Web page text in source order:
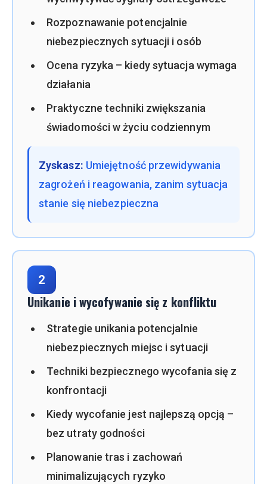
Rozpoznawanie potencjalnie
niebezpiecznych sytuacji i osób
Ocena ryzyka – kiedy sytuacja wymaga
działania
Praktyczne techniki zwiększania
świadomości w życiu codziennym
Zyskasz: Umiejętność przewidywania
zagrożeń i reagowania, zanim sytuacja
stanie się niebezpieczna
2
Unikanie i wycofywanie się z konfliktu
Strategie unikania potencjalnie
niebezpiecznych miejsc i sytuacji
Techniki bezpiecznego wycofania się z
konfrontacji
Kiedy wycofanie jest najlepszą opcją –
bez utraty godności
Planowanie tras i zachowań
minimalizujących ryzyko